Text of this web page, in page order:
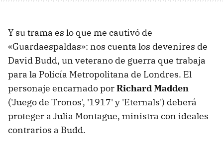
Y su trama es lo que me cautivó de
«Guardaespaldas»: nos cuenta los devenires de
David Budd, un veterano de guerra que trabaja
para la Policía Metropolitana de Londres. El
personaje encarnado porRichard Madden
('Juego de Tronos', '1917' y 'Eternals') deberá
proteger a Julia Montague, ministra con ideales
contrarios a Budd.